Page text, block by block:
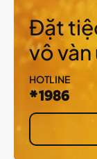
Đặt
vô vàn
HOTLINE
*1986